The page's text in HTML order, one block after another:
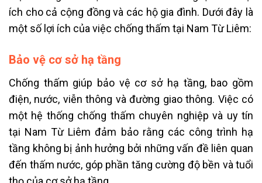
ích cho cả cộng đồng và các hộ gia đình. Dưới đây là
một số lợi ích của việc chống thấm tại Nam Từ Liêm:
Bảo vệ cơ sở hạ tầng
Chống thấm giúp bảo vệ cơ sở hạ tầng, bao gồm
điện, nước, viễn thông và đường giao thông. Việc có
một hệ thống chống thấm chuyên nghiệp và uy tín
tại Nam Từ Liêm đảm bảo rằng các công trình hạ
tầng không bị ảnh hưởng bởi những vấn đề liên quan
đến thấm nước, góp phần tăng cường độ bền và tuổi